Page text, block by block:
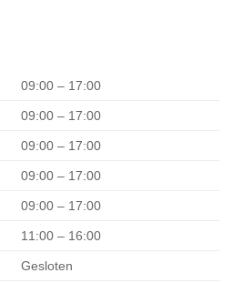
09:00 – 17:00
09:00 – 17:00
09:00 – 17:00
09:00 – 17:00
09:00 – 17:00
11:00 – 16:00
Gesloten